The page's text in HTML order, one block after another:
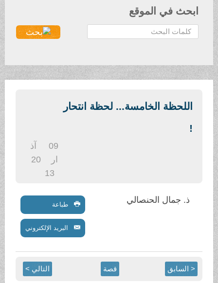
ابحث في الموقع
ح
ث
اللحظة الخامسة... لحظة انتحار
20
ذ. جمال الحنصالي طباعة
البريد الإلكتروني
< السابق قصة التالي >